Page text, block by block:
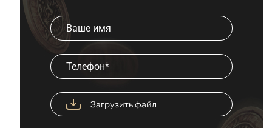
Загрузить файл